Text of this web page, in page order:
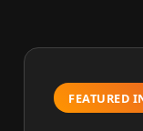
FEATURED